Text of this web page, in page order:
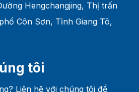
Hengchangjing, Thị trấn
Côn Sơn, Tỉnh Giang Tô,
tôi
Liên hệ với chúng tôi để